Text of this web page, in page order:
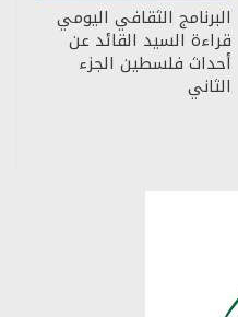
البرنامج الثقافي اليومي
قراءة السيد القائد عن
أحداث فلسطين الجزء
الثاني